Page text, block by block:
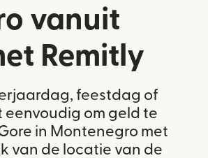
vanuit
Remitly
feestdag of
eenvoudig om geld te
in Montenegro met
van de locatie van de